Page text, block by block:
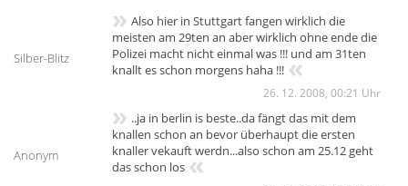
Silber-Blitz
» Also hier in Stuttgart fangen wirklich die
meisten am 29ten an aber wirklich ohne ende die
Polizei macht nicht einmal was !!! und am 31ten
knallt es schon morgens haha !!! «
26. 12. 2008, 00:21 Uhr
Anonym
» ..ja in berlin is beste..da fängt das mit dem
knallen schon an bevor überhaupt die ersten
knaller vekauft werdn...also schon am 25.12 geht
das schon los «